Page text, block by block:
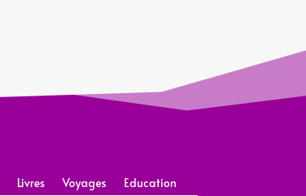
Livres Voyages Education